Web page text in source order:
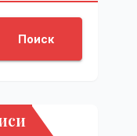
Поиск